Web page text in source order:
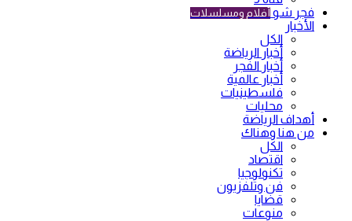
فجر شو أفلام ومسلسلات
الأخبار
الكل
أخبار الرياضة
أخبار الفجر
أخبار عالمية
فلسطينيات
محليات
أهداف الرياضة
من هنا وهناك
الكل
اقتصاد
تكنولوجيا
فن وتلفزيون
قضايا
منوعات